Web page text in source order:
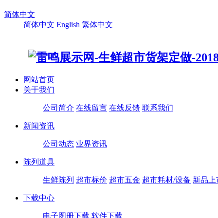
简体中文
简体中文 English 繁体中文
网站首页
关于我们
公司简介 在线留言 在线反馈 联系我们
新闻资讯
公司动态 业界资讯
陈列道具
生鲜陈列 超市标价 超市五金 超市耗材/设备 新品上
下载中心
电子图册下载 软件下载